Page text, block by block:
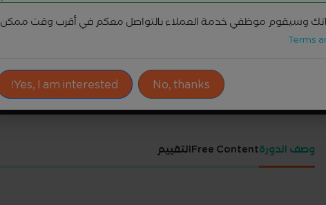
وصف الدورةFree Contentالتقييم
وسيقوم موظفي خدمة العملاء بالتواصل معكم في أقرب وقت ممكن
Terms
No, thanks
Yes, I am interested!